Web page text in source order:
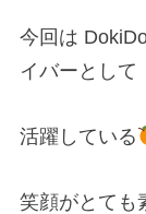
今回は
イバーとして
活躍している
笑顔がとても